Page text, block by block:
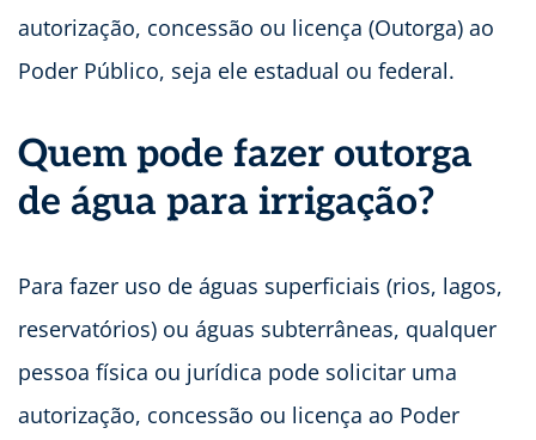
autorização, concessão ou licença (Outorga) ao
Poder Público, seja ele estadual ou federal.
Quem pode fazer outorga
de água para irrigação?
Para fazer uso de águas superficiais (rios, lagos,
reservatórios) ou águas subterrâneas, qualquer
pessoa física ou jurídica pode solicitar uma
autorização, concessão ou licença ao Poder